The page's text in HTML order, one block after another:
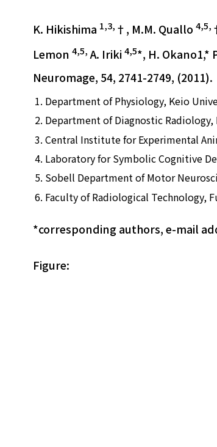
K. Hikishima 1,3, †, M.M. Quallo 4,5,
Lemon 4,5, A. Iriki4,5*, H.
Neuromage, 54, 2741-2749, (2011).
Department of Physiology, Keio
Department of Diagnostic
Central Institute for Experimental
Laboratory for Symbolic Cognitive
Sobell Department of Motor
Faculty of Radiological Technology,
*corresponding authors, e-mail
Figure: